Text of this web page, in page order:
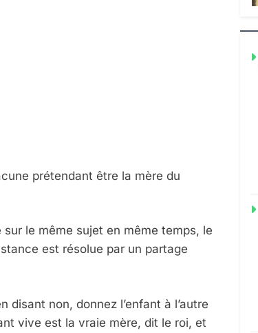
prétendant être la mère du
le même sujet en même temps, le
est résolue par un partage
disant non, donnez l’enfant à l’autre
vive est la vraie mère, dit le roi, et